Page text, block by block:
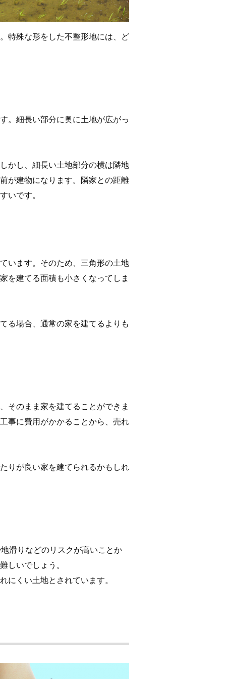
特殊な形をした不整形地には、ど
。細長い部分に奥に土地が広がっ
かし、細長い土地部分の横は隣地
が建物になります。隣家との距離
いです。
います。そのため、三角形の土地
を建てる面積も小さくなってしま
る場合、通常の家を建てるよりも
そのまま家を建てることができま
事に費用がかかることから、売れ
りが良い家を建てられるかもしれ
滑りなどのリスクが高いことか
しいでしょう。
にくい土地とされています。